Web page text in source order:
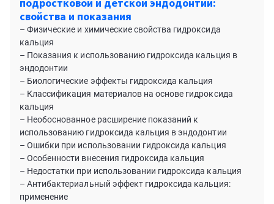
свойства и показания
– Физические и химические свойства гидроксида
кальция
– Показания к использованию гидроксида кальция в
эндодонтии
– Биологические эффекты гидроксида кальция
– Классификация материалов на основе гидроксида
кальция
– Необоснованное расширение показаний к
использованию гидроксида кальция в эндодонтии
– Ошибки при использовании гидроксида кальция
– Особенности внесения гидроксида кальция
– Недостатки при использовании гидроксида кальция
– Антибактериальный эффект гидроксида кальция:
применение